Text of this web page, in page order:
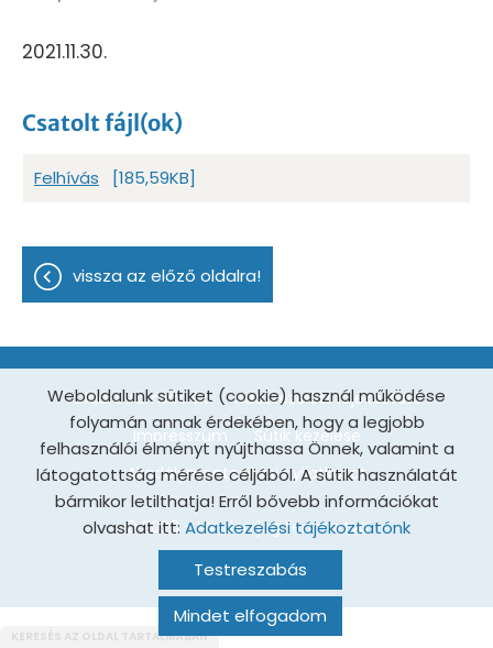
2021.11.30.
Csatolt fájl(ok)
Felhívás [185,59KB]
vissza az előző oldalra!
© 2026 - Minden jog fenntartva
Oldal információk
Adatkezelési tájékoztató
Impresszum
Sütik kezelése
Akadálymentesítési nyilatkozat
Mindet elfogadom
Testreszabás
Weboldalunk sütiket (cookie) használ működése
folyamán annak érdekében, hogy a legjobb
felhasználói élményt nyújthassa Önnek, valamint a
látogatottság mérése céljából. A sütik használatát
bármikor letilthatja! Erről bővebb információkat
olvashat itt: Adatkezelési tájékoztatónk
KERESÉS AZ OLDAL TARTALMÁBAN